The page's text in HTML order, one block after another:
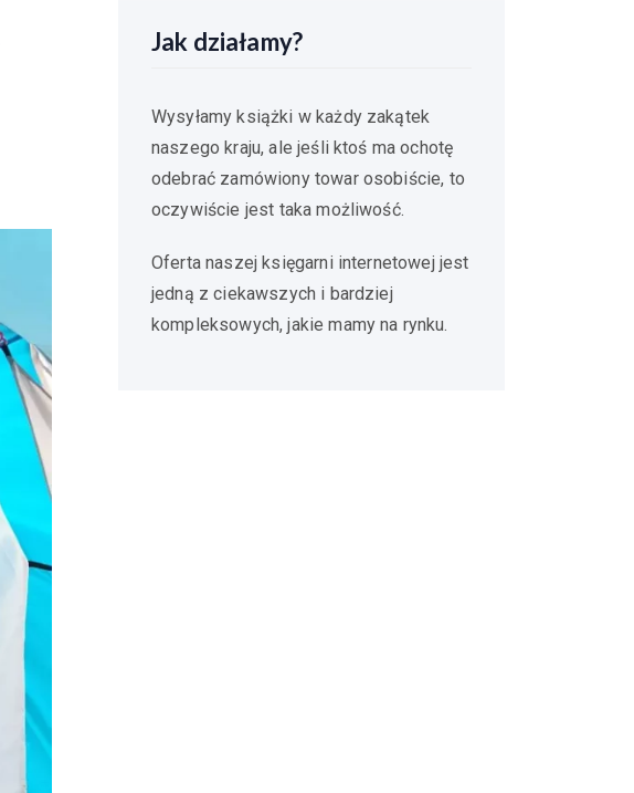
Jak działamy?
Wysyłamy książki w każdy zakątek
naszego kraju, ale jeśli ktoś ma ochotę
odebrać zamówiony towar osobiście, to
oczywiście jest taka możliwość.
Oferta naszej księgarni internetowej jest
jedną z ciekawszych i bardziej
kompleksowych, jakie mamy na rynku.